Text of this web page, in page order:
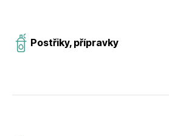
Postřiky, přípravky